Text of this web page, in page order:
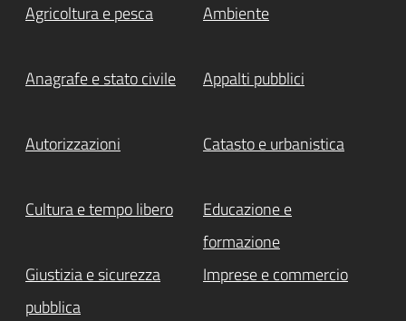
Agricoltura e pesca Ambiente
Anagrafe e stato civile Appalti pubblici
Autorizzazioni Catasto e urbanistica
Cultura e tempo libero
Educazione e
formazione
Giustizia e sicurezza
pubblica
Imprese e commercio